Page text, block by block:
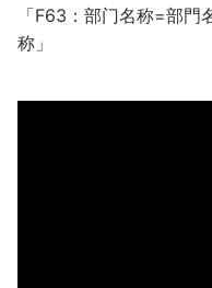
「F63：部门名称=部
称」